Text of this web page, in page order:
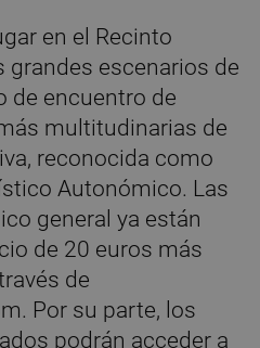
en el Recinto
grandes escenarios de
de encuentro de
multitudinarias de
reconocida como
Autonómico. Las
general ya están
de 20 euros más
de
Por su parte, los
podrán acceder a